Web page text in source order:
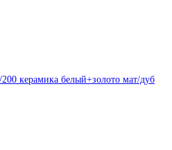
керамика белый+золото мат/дуб